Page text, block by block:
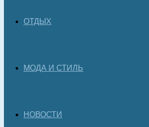
ОТДЫХ
МОДА И СТИЛЬ
НОВОСТИ